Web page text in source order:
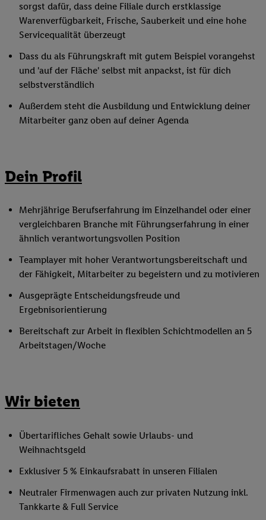
sorgst dafür, dass deine Filiale durch erstklassige
Warenverfügbarkeit, Frische, Sauberkeit und eine hohe
Servicequalität überzeugt
Dass du als Führungskraft mit gutem Beispiel vorangehst
und 'auf der Fläche' selbst mit anpackst, ist für dich
selbstverständlich
Außerdem steht die Ausbildung und Entwicklung deiner
Mitarbeiter ganz oben auf deiner Agenda
Dein Profil
Mehrjährige Berufserfahrung im Einzelhandel oder einer
vergleichbaren Branche mit Führungserfahrung in einer
ähnlich verantwortungsvollen Position
Teamplayer mit hoher Verantwortungsbereitschaft und
der Fähigkeit, Mitarbeiter zu begeistern und zu motivieren
Ausgeprägte Entscheidungsfreude und
Ergebnisorientierung
Bereitschaft zur Arbeit in flexiblen Schichtmodellen an 5
Arbeitstagen/Woche
Wir bieten
Übertarifliches Gehalt sowie Urlaubs- und
Weihnachtsgeld
Exklusiver 5 % Einkaufsrabatt in unseren Filialen
Neutraler Firmenwagen auch zur privaten Nutzung inkl.
Tankkarte & Full Service